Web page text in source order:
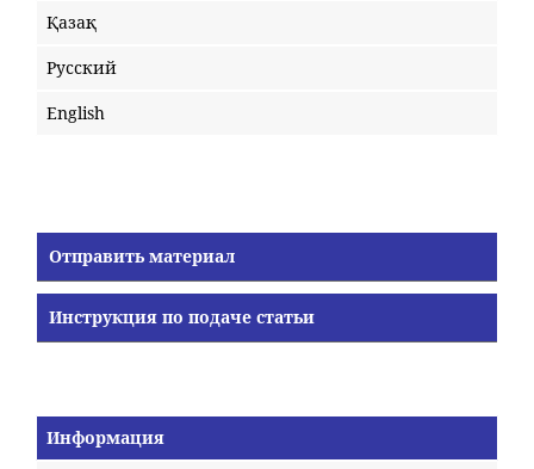
Қазақ
Русский
English
Отправить материал
Инструкция по подаче статьи
Информация